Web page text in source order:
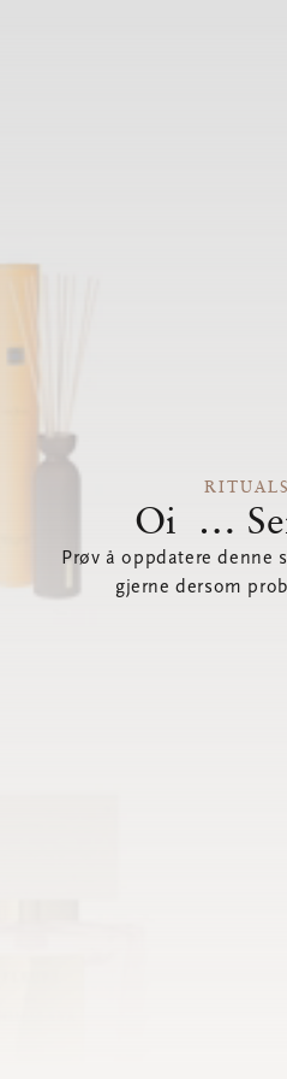
Oi …
Prøv å oppdatere denne
gjerne dersom